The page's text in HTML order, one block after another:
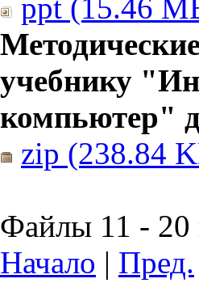
ppt (15.46
учебнику
компьютер"
zip (238.84
Файлы 11 - 20
Начало | Пред.